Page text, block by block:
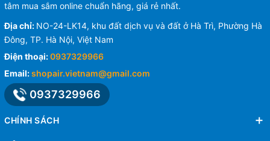
tâm mua sắm online chuẩn hãng, giá rẻ nhất.
Địa chỉ: NO-24-LK14, khu đất dịch vụ và đất ở Hà Trì, Phường Hà
Đông, TP. Hà Nội, Việt Nam
Điện thoại:0937329966
Email:shopair.vietnam@gmail.com
0937329966
CHÍNH SÁCH